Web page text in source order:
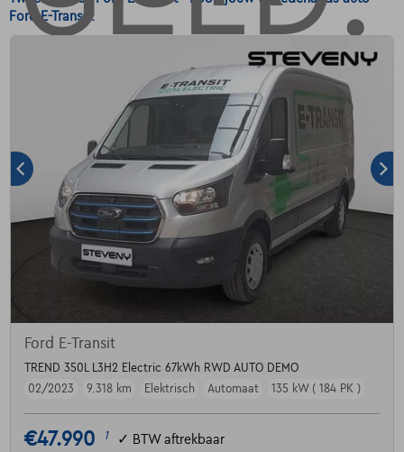
Ford E-Transit.
Ford E-Transit
TREND 350L L3H2 Electric 67kWh RWD AUTO DEMO
02/2023
9.318 km Elektrisch Automaat 135 kW ( 184 PK )
€47.990 1 ✓ BTW aftrekbaar